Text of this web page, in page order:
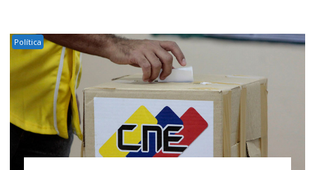
Política